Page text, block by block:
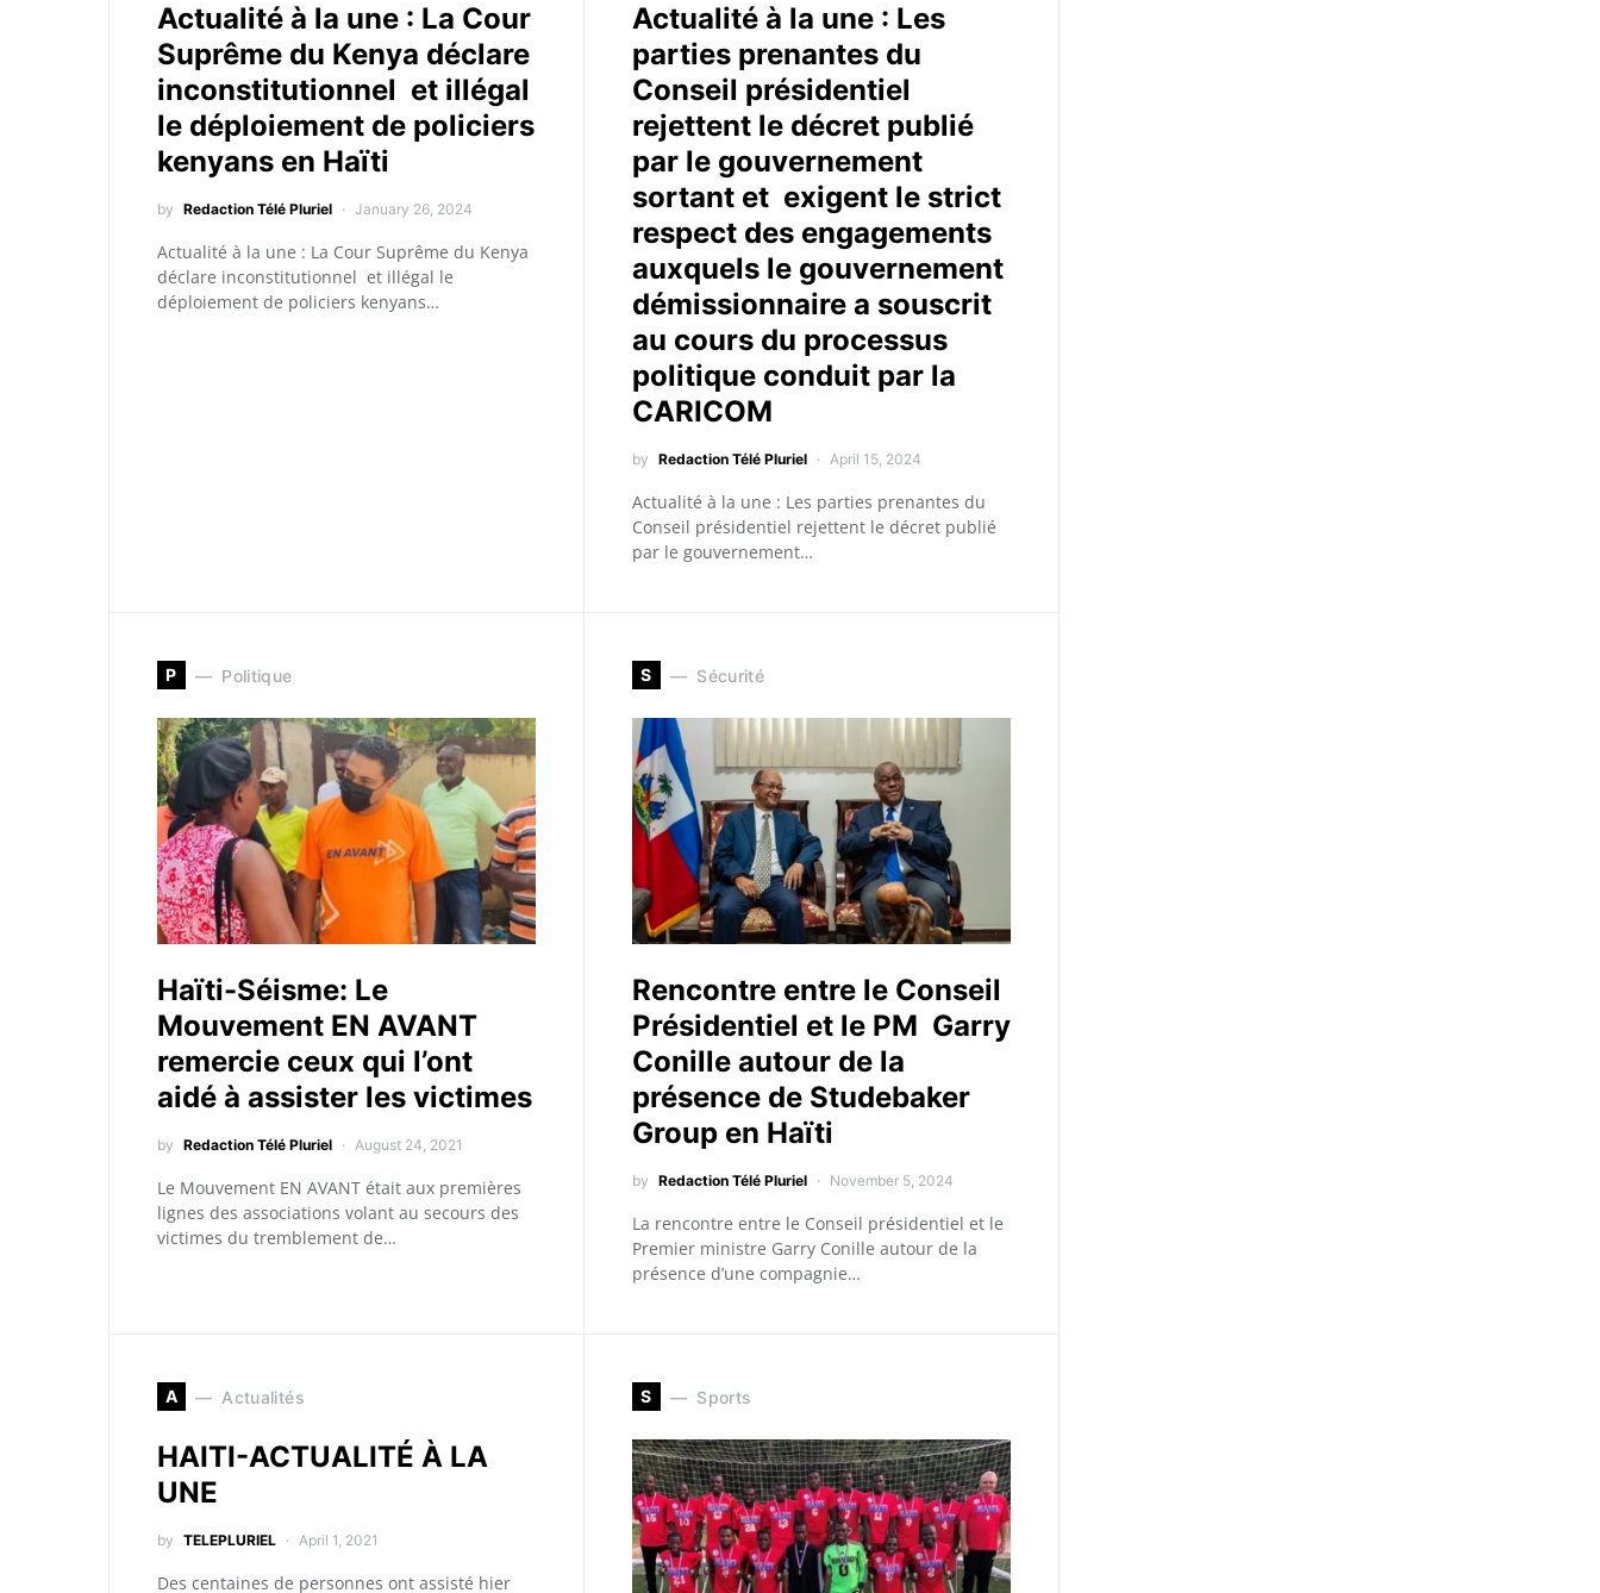
Actualité à la une : La Cour
Suprême du Kenya déclare
inconstitutionnel et illégal
le déploiement de policiers
kenyans en Haïti
by Redaction Télé Pluriel January 26, 2024
Actualité à la une : La Cour Suprême du Kenya
déclare inconstitutionnel et illégal le
déploiement de policiers kenyans…
Actualité à la une : Les
parties prenantes du
Conseil présidentiel
rejettent le décret publié
par le gouvernement
sortant et exigent le strict
respect des engagements
auxquels le gouvernement
démissionnaire a souscrit
au cours du processus
politique conduit par la
CARICOM
by Redaction Télé Pluriel April 15, 2024
Actualité à la une : Les parties prenantes du
Conseil présidentiel rejettent le décret publié
par le gouvernement…
P Politique
Haïti-Séisme: Le
Mouvement EN AVANT
remercie ceux qui l’ont
aidé à assister les victimes
by Redaction Télé Pluriel August 24, 2021
Le Mouvement EN AVANT était aux premières
lignes des associations volant au secours des
victimes du tremblement de…
S Sécurité
Rencontre entre le Conseil
Présidentiel et le PM Garry
Conille autour de la
présence de Studebaker
Group en Haïti
by Redaction Télé Pluriel November 5, 2024
La rencontre entre le Conseil présidentiel et le
Premier ministre Garry Conille autour de la
présence d’une compagnie…
A Actualités
HAITI-ACTUALITÉ À LA
UNE
by TELEPLURIEL April 1, 2021
Des centaines de personnes ont assisté hier
S Sports